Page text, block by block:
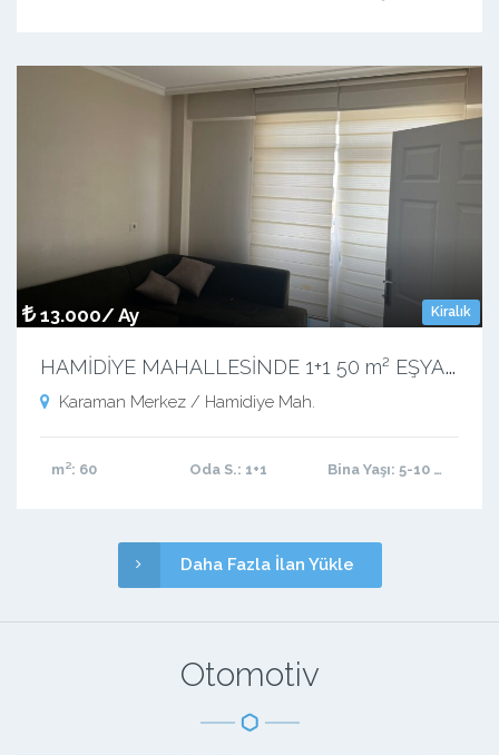
Kiralık
13.000/ Ay
H
AMİDİYE MAHALLESİNDE 1+1 50 m² EŞYALI KİRALIK APART
Karaman Merkez / Hamidiye Mah.
m²: 60 Oda S.: 1+1 Bina Yaşı: 5-10 arası
Daha Fazla İlan Yükle
Otomotiv